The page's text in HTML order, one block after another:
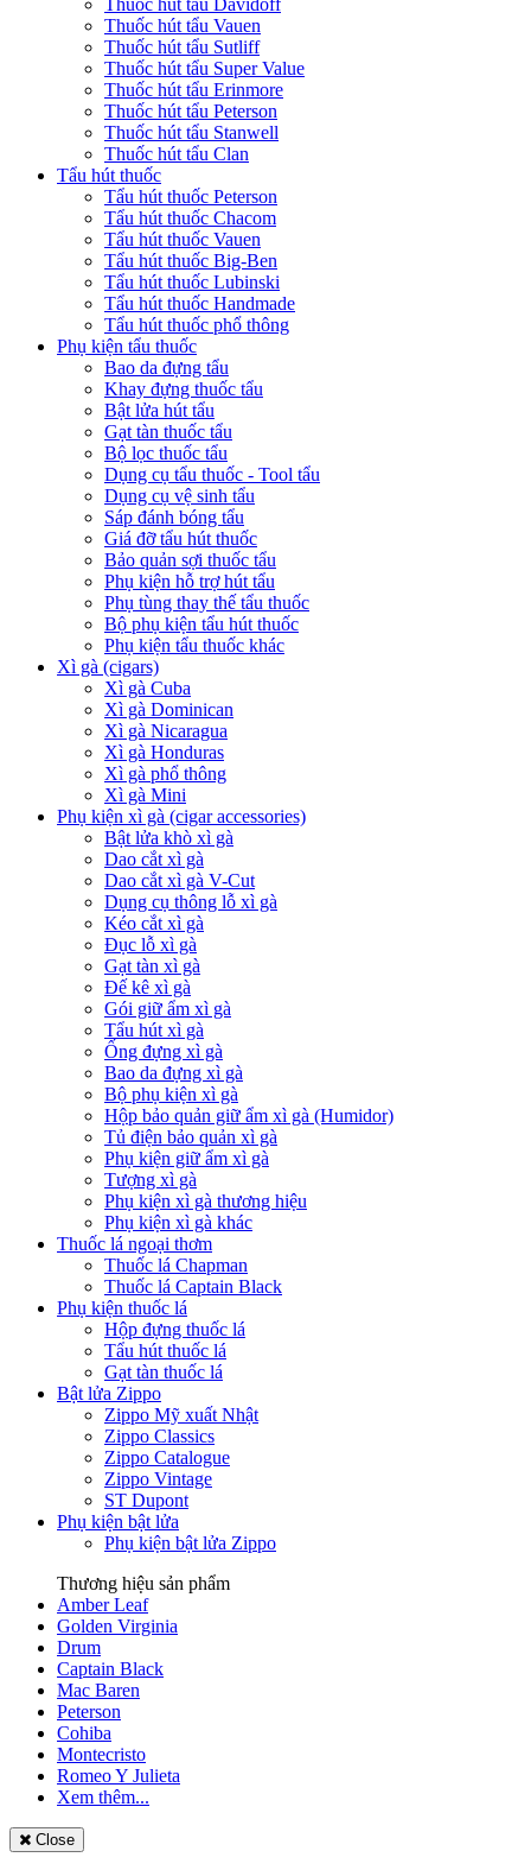
Thuốc hút tẩu Davidoff
Thuốc hút tẩu Vauen
Thuốc hút tẩu Sutliff
Thuốc hút tẩu Super Value
Thuốc hút tẩu Erinmore
Thuốc hút tẩu Peterson
Thuốc hút tẩu Stanwell
Thuốc hút tẩu Clan
Tẩu hút thuốc
Tẩu hút thuốc Peterson
Tẩu hút thuốc Chacom
Tẩu hút thuốc Vauen
Tẩu hút thuốc Big-Ben
Tẩu hút thuốc Lubinski
Tẩu hút thuốc Handmade
Tẩu hút thuốc phổ thông
Phụ kiện tẩu thuốc
Bao da đựng tẩu
Khay đựng thuốc tẩu
Bật lửa hút tẩu
Gạt tàn thuốc tẩu
Bộ lọc thuốc tẩu
Dụng cụ tẩu thuốc - Tool tẩu
Dụng cụ vệ sinh tẩu
Sáp đánh bóng tẩu
Giá đỡ tẩu hút thuốc
Bảo quản sợi thuốc tẩu
Phụ kiện hỗ trợ hút tẩu
Phụ tùng thay thế tẩu thuốc
Bộ phụ kiện tẩu hút thuốc
Phụ kiện tẩu thuốc khác
Xì gà (cigars)
Xì gà Cuba
Xì gà Dominican
Xì gà Nicaragua
Xì gà Honduras
Xì gà phổ thông
Xì gà Mini
Phụ kiện xì gà (cigar accessories)
Bật lửa khò xì gà
Dao cắt xì gà
Dao cắt xì gà V-Cut
Dụng cụ thông lỗ xì gà
Kéo cắt xì gà
Đục lỗ xì gà
Gạt tàn xì gà
Đế kê xì gà
Gói giữ ẩm xì gà
Tẩu hút xì gà
Ống đựng xì gà
Bao da đựng xì gà
Bộ phụ kiện xì gà
Hộp bảo quản giữ ẩm xì gà (Humidor)
Tủ điện bảo quản xì gà
Phụ kiện giữ ẩm xì gà
Tượng xì gà
Phụ kiện xì gà thương hiệu
Phụ kiện xì gà khác
Thuốc lá ngoại thơm
Thuốc lá Chapman
Thuốc lá Captain Black
Phụ kiện thuốc lá
Hộp đựng thuốc lá
Tẩu hút thuốc lá
Gạt tàn thuốc lá
Bật lửa Zippo
Zippo Mỹ xuất Nhật
Zippo Classics
Zippo Catalogue
Zippo Vintage
ST Dupont
Phụ kiện bật lửa
Phụ kiện bật lửa Zippo
Thương hiệu sản phẩm
Amber Leaf
Golden Virginia
Drum
Captain Black
Mac Baren
Peterson
Cohiba
Montecristo
Romeo Y Julieta
Xem thêm...
Close